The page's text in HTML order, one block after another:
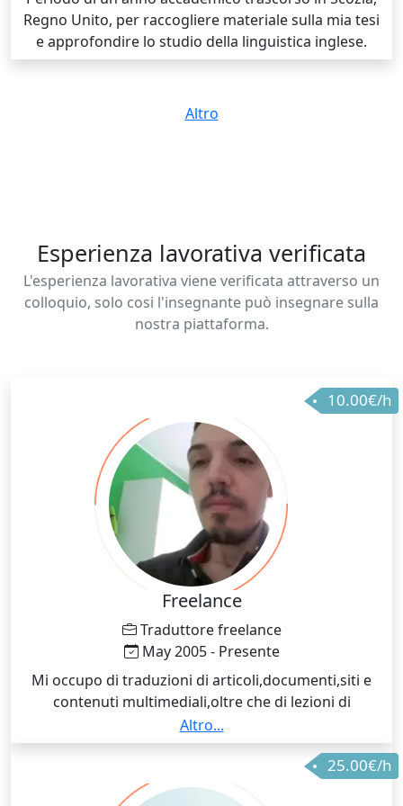
Regno Unito, per raccogliere materiale sulla mia tesi
e approfondire lo studio della linguistica inglese.
Altro
Esperienza lavorativa verificata
L'esperienza lavorativa viene verificata attraverso un
colloquio, solo cosi l'insegnante può insegnare sulla
nostra piattaforma.
10.00€/h
Freelance
Traduttore freelance
May 2005 - Presente
Mi occupo di traduzioni di articoli,documenti,siti e
contenuti multimediali,oltre che di lezioni di
portoghese per studenti italiani e di italiano per
alunni madrelingua portoghese
Altro...
25.00€/h